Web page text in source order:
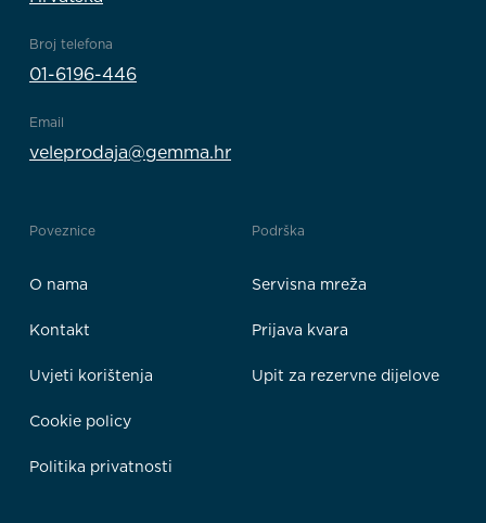
Broj telefona
01-6196-446
Email
veleprodaja@gemma.hr
Poveznice
O nama
Kontakt
Uvjeti korištenja
Cookie policy
Politika privatnosti
Podrška
Servisna mreža
Prijava kvara
Upit za rezervne dijelove